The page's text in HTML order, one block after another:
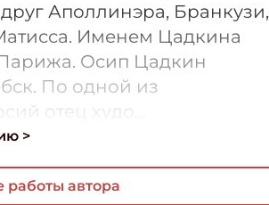
Аполлинэра, Бранкузи,
Именем Цадкина
Осип Цадкин
По одной из
отец худо...
>
работы автора